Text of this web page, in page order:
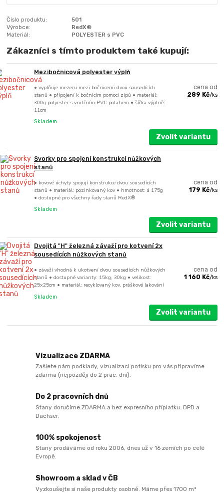
Číslo produktu:
501
Výrobce:
RedX®
Materiál:
POLYESTER s PVC
Zákazníci s tímto produktem také kupují:
Mezibočnicová polyester výplň
• vyplňuje mezeru mezi bočnicemi dvou sousedících
stanů • připojení k bočnicím pomocí zipů • materiál:
300g polyester s vnitřním PVC potahem • šířka výplně:
11cm
cena od
289 Kč/ks
Skladem
Zvolit variantu
Svorky pro spojení konstrukcí nůžkových
stanů
• kovové úchyty spojují konstrukce dvou sousedících
stanů • materiál: pozinkovaný kov • hmotnost: á 175g
• dostupné pro všechny řady stanů RedX®
cena od
179 Kč/ks
Skladem
Zvolit variantu
Dvojitá "H" železná závaží pro kotvení 2x
sousedících nůžkových stanů
• závaží vhodná k ukotvení dvou sousedících nůžkových
stanů • dostupné varianty: 15kg, 30kg • velikost:
25x25cm • materiál: recyklovaný kov, práškové lakování
cena od
1 160 Kč/ks
Skladem
Zvolit variantu
Vizualizace ZDARMA
Zašlete nám podklady, vizualizaci potisku pro vás připravíme
zdarma (nejpozději do 2 prac. dní).
Do 2 pracovních dnů
Stany doručíme ZDARMA a bez expresního příplatku. DPD a
Dachser.
100% spokojenost
Stany prodáváme od roku 2006, dnes už v 16 zemích po celé
Evropě.
Showroom a sklad v ČB
Vyzkoušejte si naše produkty osobně. Máme přes 1700 m²